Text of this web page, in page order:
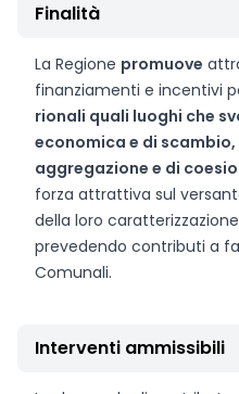
Finalità
La Regione promuove
finanziamenti e incentivi
rionali quali luoghi che
economica e di
aggregazione e di
forza attrattiva sul
della loro
prevedendo contributi a
Comunali.
Interventi ammissibili